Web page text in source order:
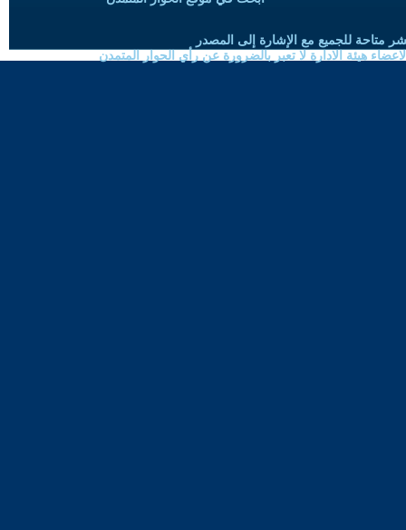
متاحة للجميع مع الإشارة إلى المصدر
هيئة الادارة لا تعبر بالضرورة عن رأي الحوار المتمدن